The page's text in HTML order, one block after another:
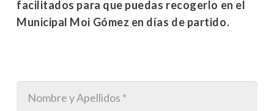
facilitados para que puedas recogerlo en el
Municipal Moi Gómez en días de partido.